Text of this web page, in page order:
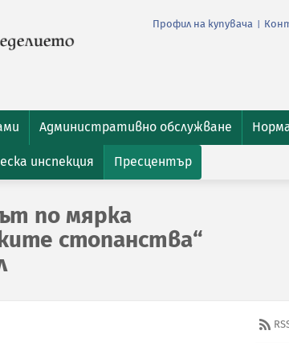
Профил на купувача
Административно обслужване
инспекция Пресцентър
по мярка
стопанства“